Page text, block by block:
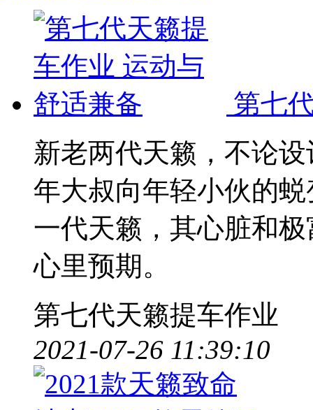
第七
新老两代天籁，不论
年大叔向年轻小伙的
一代天籁，其心脏和
心里预期。
第七代天籁提车作业
2021-07-26 11:39:10